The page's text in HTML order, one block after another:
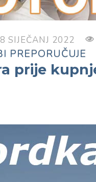
SIJEČANJ 2022
PREPORUČUJE
prije